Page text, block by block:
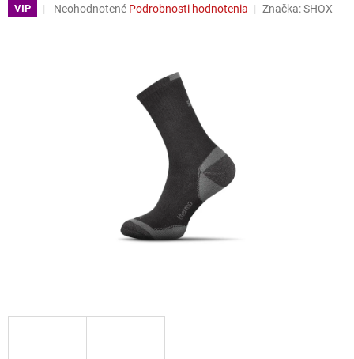
VIP Priemerné hodnotenie produktu je 0,0 z 5 hviezdičiek.
Neohodnotené Podrobnosti hodnotenia Značka:SHOX